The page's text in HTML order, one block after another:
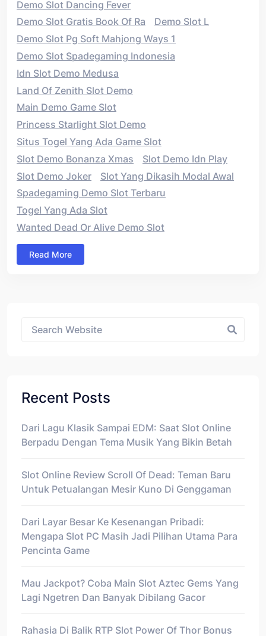
Demo Slot Dancing Fever
Demo Slot Gratis Book Of Ra
Demo Slot L
Demo Slot Pg Soft Mahjong Ways 1
Demo Slot Spadegaming Indonesia
Idn Slot Demo Medusa
Land Of Zenith Slot Demo
Main Demo Game Slot
Princess Starlight Slot Demo
Situs Togel Yang Ada Game Slot
Slot Demo Bonanza Xmas
Slot Demo Idn Play
Slot Demo Joker
Slot Yang Dikasih Modal Awal
Spadegaming Demo Slot Terbaru
Togel Yang Ada Slot
Wanted Dead Or Alive Demo Slot
Read More
Recent Posts
Dari Lagu Klasik Sampai EDM: Saat Slot Online
Berpadu Dengan Tema Musik Yang Bikin Betah
Slot Online Review Scroll Of Dead: Teman Baru
Untuk Petualangan Mesir Kuno Di Genggaman
Dari Layar Besar Ke Kesenangan Pribadi:
Mengapa Slot PC Masih Jadi Pilihan Utama Para
Pencinta Game
Mau Jackpot? Coba Main Slot Aztec Gems Yang
Lagi Ngetren Dan Banyak Dibilang Gacor
Rahasia Di Balik RTP Slot Power Of Thor Bonus